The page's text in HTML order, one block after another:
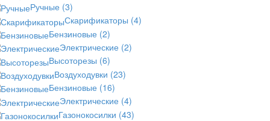
Ручные (3)
Скарификаторы (4)
Бензиновые (2)
Электрические (2)
Высоторезы (6)
Воздуходувки (23)
Бензиновые (16)
Электрические (4)
Газонокосилки (43)